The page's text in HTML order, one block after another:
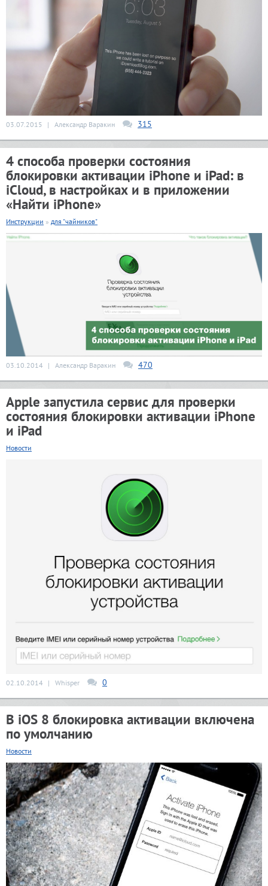
03.07.2015 | Александр Варакин 315
4 способа проверки состояния
блокировки активации iPhone и iPad: в
iCloud, в настройках и в приложении
«Найти iPhone»
Инструкции » для "чайников"
03.10.2014 | Александр Варакин 470
Apple запустила сервис для проверки
состояния блокировки активации iPhone
и iPad
Новости
02.10.2014 | Whisper 0
В iOS 8 блокировка активации включена
по умолчанию
Новости